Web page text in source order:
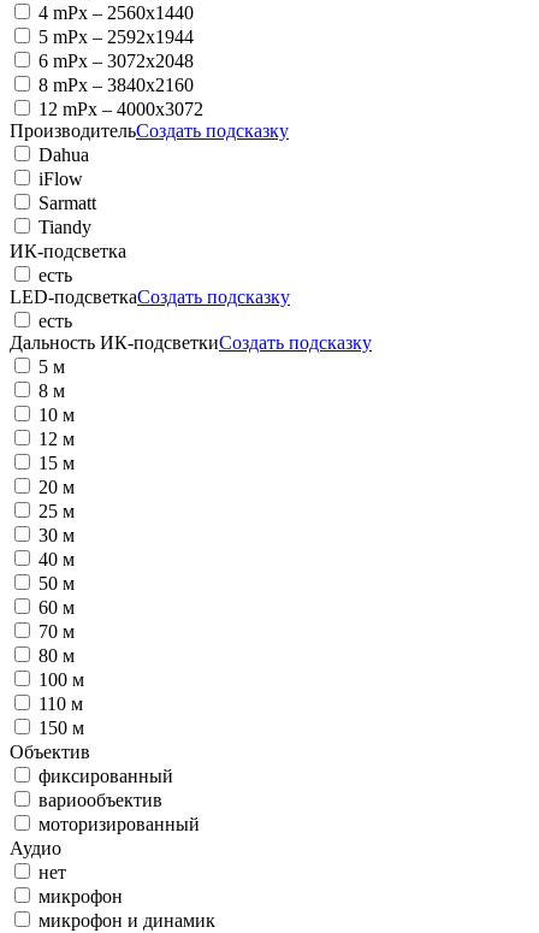
4 mPx – 2560x1440
5 mPx – 2592x1944
6 mPx – 3072x2048
8 mPx – 3840x2160
12 mPx – 4000x3072
ПроизводительСоздать подсказку
Dahua
iFlow
Sarmatt
Tiandy
ИК-подсветка
есть
LED-подсветкаСоздать подсказку
есть
Дальность ИК-подсветкиСоздать подсказку
5 м
8 м
10 м
12 м
15 м
20 м
25 м
30 м
40 м
50 м
60 м
70 м
80 м
100 м
110 м
150 м
Объектив
фиксированный
вариообъектив
моторизированный
Аудио
нет
микрофон
микрофон и динамик